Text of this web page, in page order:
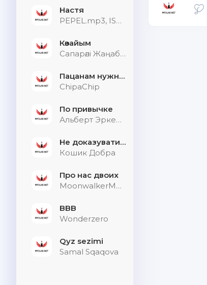
Настя
PEPEL.mp3, ISVNBITOV, Alfredovich
Көзайым
Сапарәлі Жаңабек
Пацанам нужна дыхалка
ChipaChip
По привычке
Альберт Эркенов
Не доказувати тим, хто не слухає
Кошик Добра
Про нас двоих
MoonwalkerMusic
BBB
Wonderzero
Qyz sezimi
Samal Sqaqova